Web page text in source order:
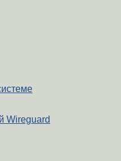
Wireguard